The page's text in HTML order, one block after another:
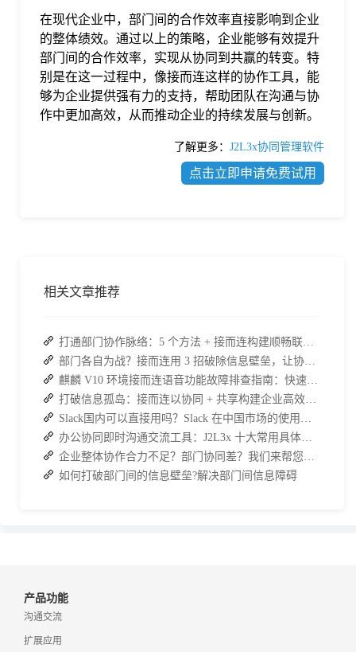
在现代企业中，部门间的合作效率直接影响到企业
的整体绩效。通过以上的策略，企业能够有效提升
部门间的合作效率，实现从协同到共赢的转变。特
别是在这一过程中，像接而连这样的协作工具，能
够为企业提供强有力的支持，帮助团队在沟通与协
作中更加高效，从而推动企业的持续发展与创新。
了解更多： J2L3x协同管理软件
点击立即申请免费试用
相关文章推荐
如何打破部门间的信息壁垒?解决部门间信息障碍
产品功能
沟通交流
扩展应用